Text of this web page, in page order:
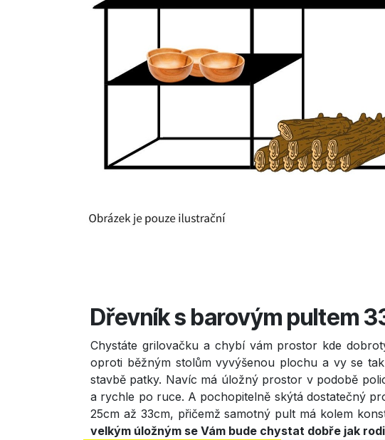
Dřevník s barovým pultem
Chystáte grilovačku a chybí vám prostor kde
oproti běžným stolům vyvýšenou plochu a vy se
stavbě patky. Navíc má úložný prostor v podobě
a rychle po ruce. A pochopitelně skýtá dostatečný
25cm až 33cm, přičemž samotný pult má kolem
velkým úložným se Vám bude chystat dobře jak